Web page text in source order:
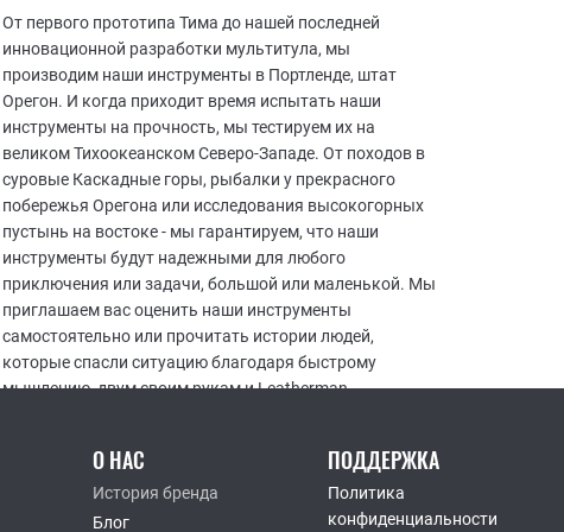
От первого прототипа Тима до нашей последней
инновационной разработки мультитула, мы
производим наши инструменты в Портленде, штат
Орегон. И когда приходит время испытать наши
инструменты на прочность, мы тестируем их на
великом Тихоокеанском Северо-Западе. От походов в
суровые Каскадные горы, рыбалки у прекрасного
побережья Орегона или исследования высокогорных
пустынь на востоке - мы гарантируем, что наши
инструменты будут надежными для любого
приключения или задачи, большой или маленькой. Мы
приглашаем вас оценить наши инструменты
самостоятельно или прочитать истории людей,
которые спасли ситуацию благодаря быстрому
мышлению, двум своим рукам и Leatherman.
О НАС
История бренда
Блог
ПОДДЕРЖКА
Политика
конфиденциальности